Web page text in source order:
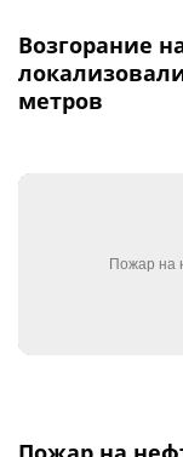
Возгорание
метров